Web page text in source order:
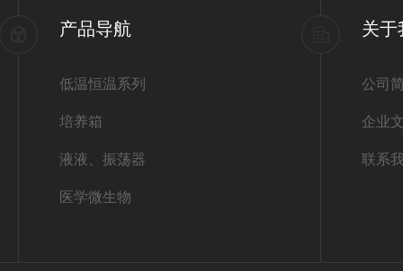
产品导航
低温恒温系列
培养箱
液液、振荡器
医学微生物
关于
公司
企业
联系